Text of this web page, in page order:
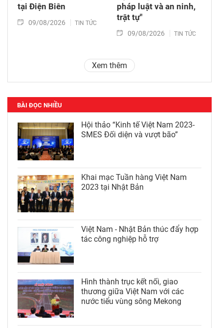
tại Điện Biên
09/08/2026 TIN TỨC
pháp luật và an ninh,
trật tự"
09/08/2026 TIN TỨC
Xem thêm
BÀI ĐỌC NHIỀU
Hội thảo “Kinh tế Việt Nam 2023-
SMES Đối diện và vượt bão”
Khai mạc Tuần hàng Việt Nam
2023 tại Nhật Bản
Việt Nam - Nhật Bản thúc đẩy hợp
tác công nghiệp hỗ trợ
Hình thành trục kết nối, giao
thương giữa Việt Nam với các
nước tiểu vùng sông Mekong